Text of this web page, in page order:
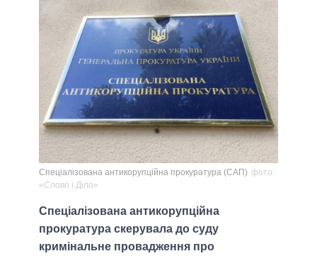
Спеціалізована антикорупційна прокуратура (САП) фото:
«Слово і Діло»
Спеціалізована антикорупційна
прокуратура скерувала до суду
кримінальне провадження про